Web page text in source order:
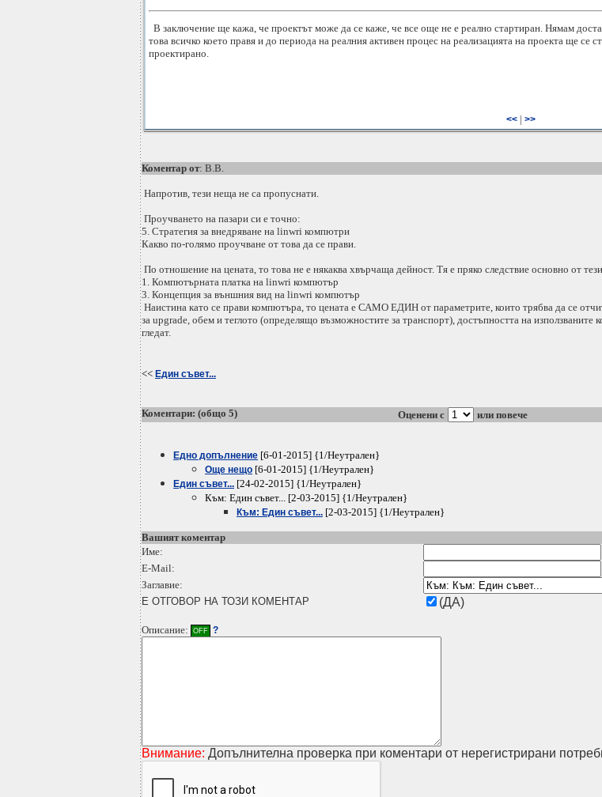
В заключение ще кажа, че проектът може да се каже, че все още не е реално стартиран. Нямам
това всичко което правя и до периода на реалния активен процес на реализацията на проекта ще
проектирано.
<< | >>
Коментар от: В.В.
Напротив, тези неща не са пропуснати.
Проучването на пазари си е точно:
5. Стратегия за внедряване на linwri компютри
Какво по-голямо проучване от това да се прави.
По отношение на цената, то това не е някаква хвърчаща дейност. Тя е пряко следствие основно от
1. Компютърната платка на linwri компютър
3. Концепция за външния вид на linwri компютър
Наистина като се прави компютъра, то цената е САМО ЕДИН от параметрите, които трябва да се
за upgrade, обем и теглото (определящо възможностите за транспорт), достъпността на
гледат.
<< Един съвет...
Коментари: (общо 5) Оценени с или повече
Eдно допълнение [6-01-2015] {1/Неутрален}
Още нещо [6-01-2015] {1/Неутрален}
Един съвет... [24-02-2015] {1/Неутрален}
Към: Един съвет... [2-03-2015] {1/Неутрален}
Към: Един съвет... [2-03-2015] {1/Неутрален}
Вашият коментар
Име:
E-Mail:
Заглавие:
Е ОТГОВОР НА ТОЗИ КОМЕНТАР
(ДА)
Описание: OFF ?
Внимание: Допълнителна проверка при коментари от нерегистрирани